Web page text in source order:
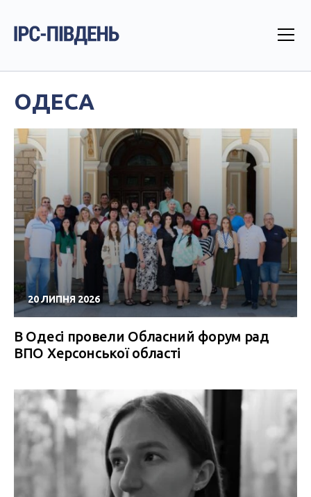
ОДЕСА
20 ЛИПНЯ 2026
В Одесі провели Обласний форум рад
ВПО Херсонської області